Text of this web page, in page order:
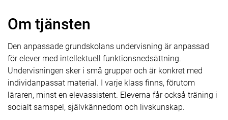
Om tjänsten
Den anpassade grundskolans undervisning är anpassad
för elever med intellektuell funktionsnedsättning.
Undervisningen sker i små grupper och är konkret med
individanpassat material. I varje klass finns, förutom
läraren, minst en elevassistent. Eleverna får också träning i
socialt samspel, självkännedom och livskunskap.